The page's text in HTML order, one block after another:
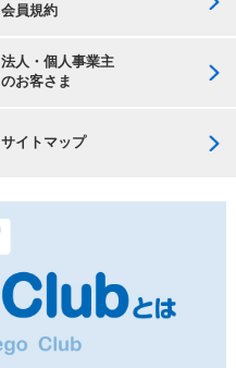
会員規約
法人・個人事業主
のお客さま
サイトマップ